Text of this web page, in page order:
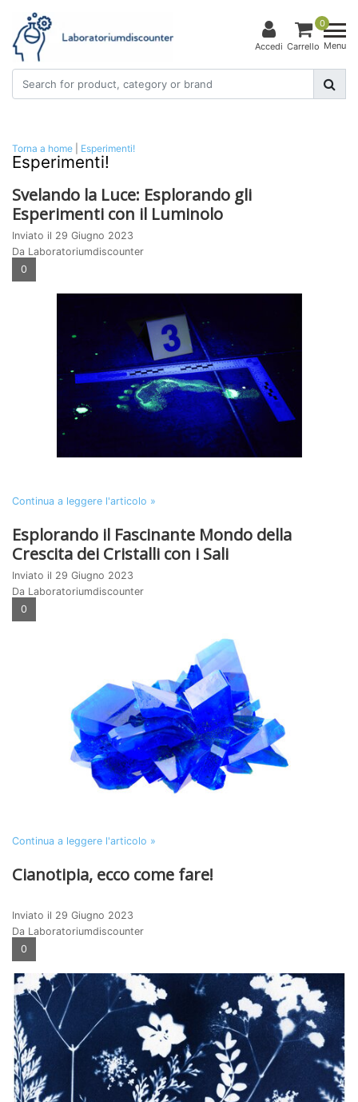
Accedi
0
Carrello Menu
Torna a home Esperimenti!
Esperimenti!
Svelando la Luce: Esplorando gli
Esperimenti con il Luminolo
Inviato il 29 Giugno 2023
Da Laboratoriumdiscounter
0
Continua a leggere l'articolo »
Esplorando il Fascinante Mondo della
Crescita dei Cristalli con i Sali
Inviato il 29 Giugno 2023
Da Laboratoriumdiscounter
0
Continua a leggere l'articolo »
Cianotipia, ecco come fare!
Inviato il 29 Giugno 2023
Da Laboratoriumdiscounter
0